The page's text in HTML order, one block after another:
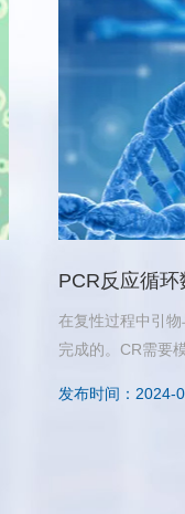
PCR反应循环
在复性过程中引
完成的。CR需要
数包括变性温度
发布时间：2024-